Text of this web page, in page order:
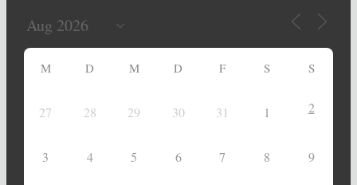
M D M D F S S
27 28 29 30 31 1 2
3 4 5 6 7 8 9